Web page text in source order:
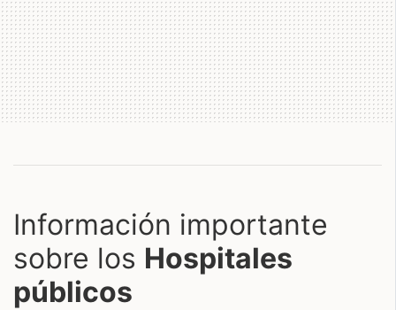
Información importante
sobre los Hospitales
públicos